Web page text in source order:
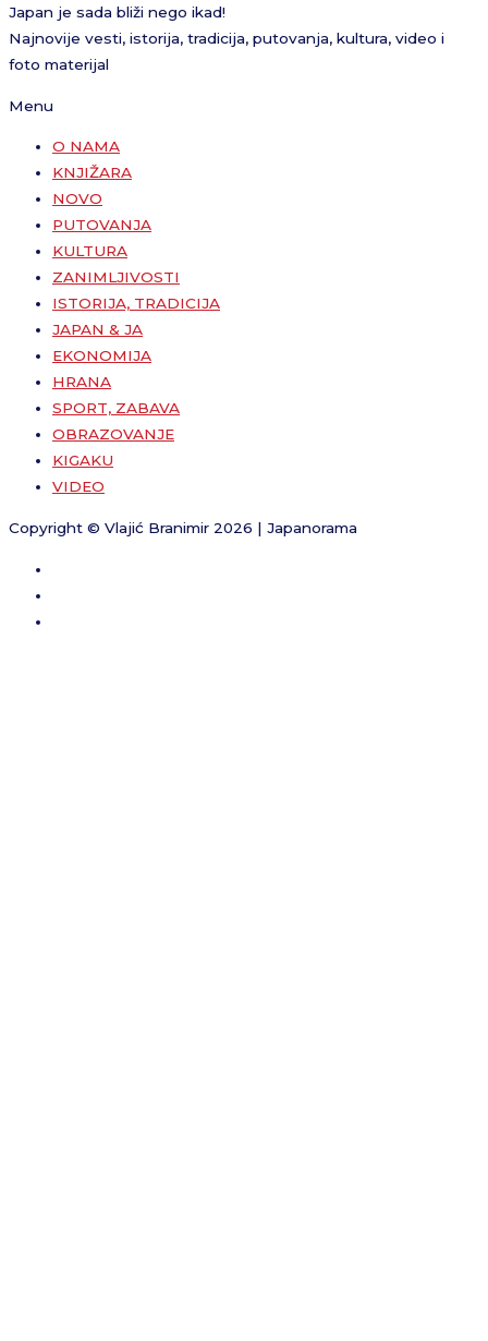
Japan je sada bliži nego ikad!
Najnovije vesti, istorija, tradicija, putovanja, kultura, video i
foto materijal
Menu
O NAMA
KNJIŽARA
NOVO
PUTOVANJA
KULTURA
ZANIMLJIVOSTI
ISTORIJA, TRADICIJA
JAPAN & JA
EKONOMIJA
HRANA
SPORT, ZABAVA
OBRAZOVANJE
KIGAKU
VIDEO
Copyright © Vlajić Branimir 2026 | Japanorama